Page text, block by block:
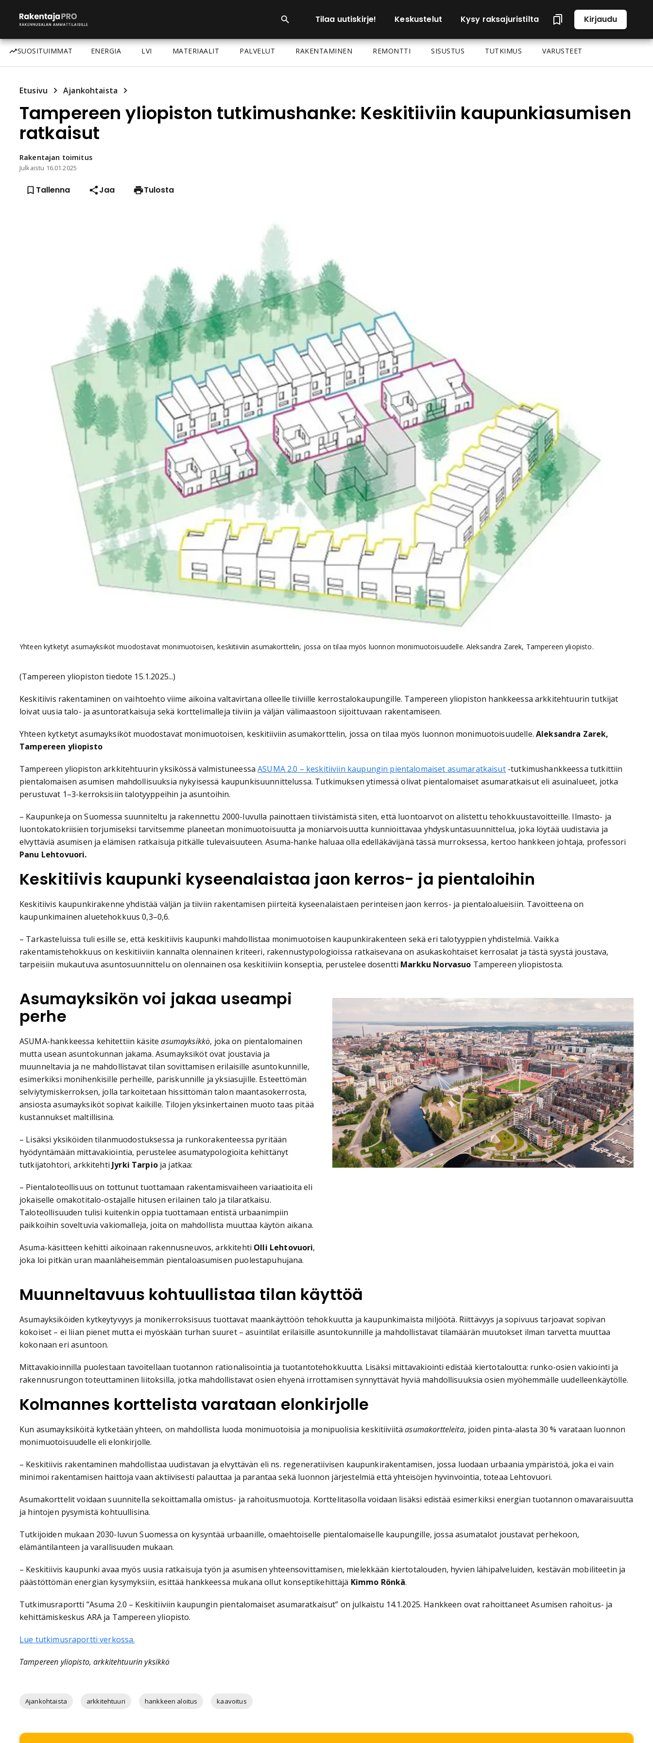
Tilaa uutiskirje! Keskustelut Kysy raksajuristilta Kirjaudu
SUOSITUIMMAT ENERGIA LVI MATERIAALIT PALVELUT RAKENTAMINEN REMONTTI SISUSTUS TUTKIMUS VARUSTEET
Etusivu Ajankohtaista
Tampereen yliopiston tutkimushanke: Keskitiiviin kaupunkiasumisen
ratkaisut
Rakentajan toimitus
Julkaistu 16.01.2025
Tallenna Jaa Tulosta
Yhteen kytketyt asumayksiköt muodostavat monimuotoisen, keskitiiviin asumakorttelin, jossa on tilaa myös luonnon monimuotoisuudelle. Aleksandra Zarek, Tampereen yliopisto.
(Tampereen yliopiston tiedote 15.1.2025...)
Keskitiivis rakentaminen on vaihtoehto viime aikoina valtavirtana olleelle tiiviille kerrostalokaupungille. Tampereen yliopiston hankkeessa arkkitehtuurin tutkijat
loivat uusia talo- ja asuntoratkaisuja sekä korttelimalleja tiiviin ja väljän välimaastoon sijoittuvaan rakentamiseen.
Yhteen kytketyt asumayksiköt muodostavat monimuotoisen, keskitiiviin asumakorttelin, jossa on tilaa myös luonnon monimuotoisuudelle. Aleksandra Zarek,
Tampereen yliopisto
Tampereen yliopiston arkkitehtuurin yksikössä valmistuneessaASUMA 2.0 – keskitiiviin kaupungin pientalomaiset asumaratkaisut-tutkimushankkeessa tutkittiin
pientalomaisen asumisen mahdollisuuksia nykyisessä kaupunkisuunnittelussa. Tutkimuksen ytimessä olivat pientalomaiset asumaratkaisut eli asuinalueet, jotka
perustuvat 1–3-kerroksisiin talotyyppeihin ja asuntoihin.
– Kaupunkeja on Suomessa suunniteltu ja rakennettu 2000-luvulla painottaen tiivistämistä siten, että luontoarvot on alistettu tehokkuustavoitteille. Ilmasto- ja
luontokatokriisien torjumiseksi tarvitsemme planeetan monimuotoisuutta ja moniarvoisuutta kunnioittavaa yhdyskuntasuunnittelua, joka löytää uudistavia ja
elvyttäviä asumisen ja elämisen ratkaisuja pitkälle tulevaisuuteen. Asuma-hanke haluaa olla edelläkävijänä tässä murroksessa, kertoo hankkeen johtaja, professori
Panu Lehtovuori.
Keskitiivis kaupunki kyseenalaistaa jaon kerros- ja pientaloihin
Keskitiivis kaupunkirakenne yhdistää väljän ja tiiviin rakentamisen piirteitä kyseenalaistaen perinteisen jaon kerros- ja pientaloalueisiin. Tavoitteena on
kaupunkimainen aluetehokkuus 0,3–0,6.
– Tarkasteluissa tuli esille se, että keskitiivis kaupunki mahdollistaa monimuotoisen kaupunkirakenteen sekä eri talotyyppien yhdistelmiä. Vaikka
rakentamistehokkuus on keskitiiviin kannalta olennainen kriteeri, rakennustypologioissa ratkaisevana on asukaskohtaiset kerrosalat ja tästä syystä joustava,
tarpeisiin mukautuva asuntosuunnittelu on olennainen osa keskitiiviin konseptia, perustelee dosentti Markku Norvasuo Tampereen yliopistosta.
Asumayksikön voi jakaa useampi
perhe
ASUMA-hankkeessa kehitettiin käsiteasumayksikkö, joka on pientalomainen
mutta usean asuntokunnan jakama. Asumayksiköt ovat joustavia ja
muunneltavia ja ne mahdollistavat tilan sovittamisen erilaisille asuntokunnille,
esimerkiksi monihenkisille perheille, pariskunnille ja yksiasujille. Esteettömän
selviytymiskerroksen, jolla tarkoitetaan hissittömän talon maantasokerrosta,
ansiosta asumayksiköt sopivat kaikille. Tilojen yksinkertainen muoto taas pitää
kustannukset maltillisina.
– Lisäksi yksiköiden tilanmuodostuksessa ja runkorakenteessa pyritään
hyödyntämään mittavakiointia, perustelee asumatypologioita kehittänyt
tutkijatohtori, arkkitehti Jyrki Tarpioja jatkaa:
– Pientaloteollisuus on tottunut tuottamaan rakentamisvaiheen variaatioita eli
jokaiselle omakotitalo-ostajalle hitusen erilainen talo ja tilaratkaisu.
Taloteollisuuden tulisi kuitenkin oppia tuottamaan entistä urbaanimpiin
paikkoihin soveltuvia vakiomalleja, joita on mahdollista muuttaa käytön aikana.
Asuma-käsitteen kehitti aikoinaan rakennusneuvos, arkkitehti Olli Lehtovuori,
joka loi pitkän uran maanläheisemmän pientaloasumisen puolestapuhujana.
Muunneltavuus kohtuullistaa tilan käyttöä
Asumayksiköiden kytkeytyvyys ja monikerroksisuus tuottavat maankäyttöön tehokkuutta ja kaupunkimaista miljöötä. Riittävyys ja sopivuus tarjoavat sopivan
kokoiset – ei liian pienet mutta ei myöskään turhan suuret – asuintilat erilaisille asuntokunnille ja mahdollistavat tilamäärän muutokset ilman tarvetta muuttaa
kokonaan eri asuntoon.
Mittavakioinnilla puolestaan tavoitellaan tuotannon rationalisointia ja tuotantotehokkuutta. Lisäksi mittavakiointi edistää kiertotaloutta: runko-osien vakiointi ja
rakennusrungon toteuttaminen liitoksilla, jotka mahdollistavat osien ehyenä irrottamisen synnyttävät hyviä mahdollisuuksia osien myöhemmälle uudelleenkäytölle.
Kolmannes korttelista varataan elonkirjolle
Kun asumayksiköitä kytketään yhteen, on mahdollista luoda monimuotoisia ja monipuolisia keskitiiviitäasumakortteleita, joiden pinta-alasta 30 % varataan luonnon
monimuotoisuudelle eli elonkirjolle.
– Keskitiivis rakentaminen mahdollistaa uudistavan ja elvyttävän eli ns. regeneratiivisen kaupunkirakentamisen, jossa luodaan urbaania ympäristöä, joka ei vain
minimoi rakentamisen haittoja vaan aktiivisesti palauttaa ja parantaa sekä luonnon järjestelmiä että yhteisöjen hyvinvointia, toteaa Lehtovuori.
Asumakorttelit voidaan suunnitella sekoittamalla omistus- ja rahoitusmuotoja. Korttelitasolla voidaan lisäksi edistää esimerkiksi energian tuotannon omavaraisuutta
ja hintojen pysymistä kohtuullisina.
Tutkijoiden mukaan 2030-luvun Suomessa on kysyntää urbaanille, omaehtoiselle pientalomaiselle kaupungille, jossa asumatalot joustavat perhekoon,
elämäntilanteen ja varallisuuden mukaan.
– Keskitiivis kaupunki avaa myös uusia ratkaisuja työn ja asumisen yhteensovittamisen, mielekkään kiertotalouden, hyvien lähipalveluiden, kestävän mobiliteetin ja
päästöttömän energian kysymyksiin, esittää hankkeessa mukana ollut konseptikehittäjä Kimmo Rönkä.
Tutkimusraportti ”Asuma 2.0 – Keskitiiviin kaupungin pientalomaiset asumaratkaisut” on julkaistu 14.1.2025. Hankkeen ovat rahoittaneet Asumisen rahoitus- ja
kehittämiskeskus ARA ja Tampereen yliopisto.
Lue tutkimusraportti verkossa.
Tampereen yliopisto, arkkitehtuurin yksikkö
Ajankohtaista arkkitehtuuri hankkeen aloitus kaavoitus